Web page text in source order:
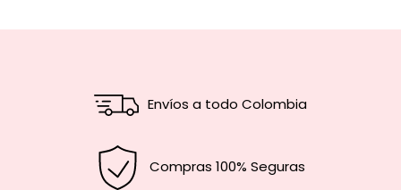
Envíos a todo Colombia
Compras 100% Seguras